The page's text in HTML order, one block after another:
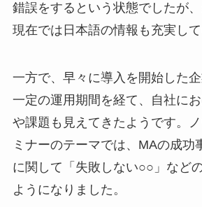
錯誤をするという状態でしたが
現在では日本語の情報も充実して
一方で、早々に導入を開始した企
一定の運用期間を経て、自社に
や課題も見えてきたようです。
ミナーのテーマでは、MAの成功
に関して「失敗しない○○」など
ようになりました。